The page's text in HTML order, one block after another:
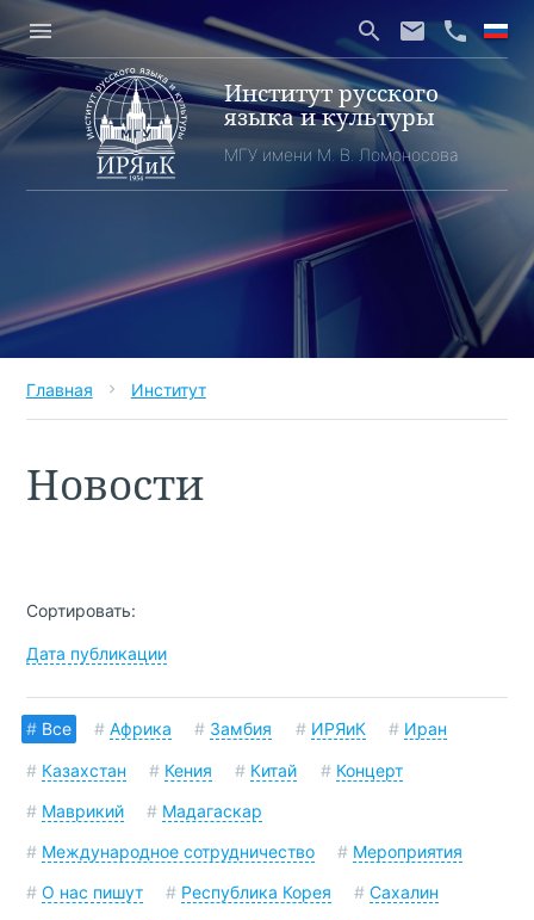
phone
email
search
menu
Институт русского
языка и культуры
МГУ имени М. В. Ломоносова
Главная chevron_right Институт
Новости
Сортировать:
Дата публикации
# Все # Африка # Замбия # ИРЯиК # Иран
# Казахстан # Кения # Китай # Концерт
# Маврикий # Мадагаскар
# Международное сотрудничество # Мероприятия
# О нас пишут # Республика Корея # Сахалин